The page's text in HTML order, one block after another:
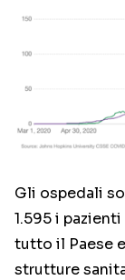
Gli ospedali
1.595 i
tutto il Paese
strutture